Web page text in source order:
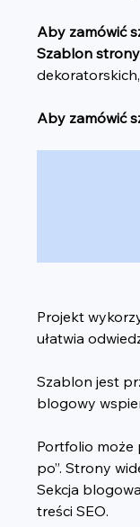
Aby zamówić
Szablon
Aby zamówić
Projekt
ułatwia
Szablon jest
blogowy
Portfolio może
po”. Strony
Sekcja
treści SEO.